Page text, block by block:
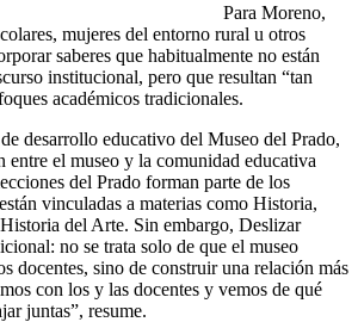
Para Moreno,
mujeres del entorno rural u otros
saberes que habitualmente no están
institucional, pero que resultan “tan
académicos tradicionales.
desarrollo educativo del Museo del Prado,
entre el museo y la comunidad educativa
del Prado forman parte de los
vinculadas a materias como Historia,
del Arte. Sin embargo, Deslizar
no se trata solo de que el museo
docentes, sino de construir una relación más
con los y las docentes y vemos de qué
juntas”, resume.